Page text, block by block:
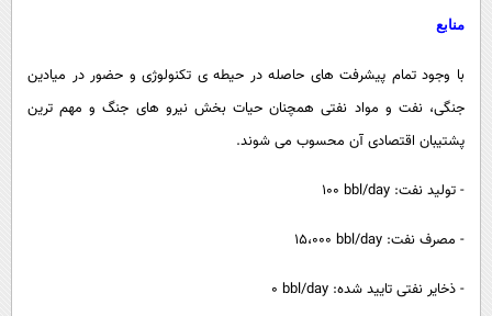
منابع
با وجود تمام پیشرفت های حاصله در حیطه ی تکنولوژی و حضور در میادین
جنگی، نفت و مواد نفتی همچنان حیات بخش نیرو های جنگ و مهم ترین
پشتیبان اقتصادی آن محسوب می شوند.
- تولید نفت: bbl/day
100
- مصرف نفت: bbl/day 15،000
- ذخایر نفتی تایید شده: bbl/day
0